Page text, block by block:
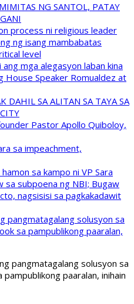
NG SANTOL, PATAY
process ni religious leader
ng isang mambabatas
level
mga alegasyon laban kina
House Speaker Romualdez at
DAHIL SA ALITAN SA TAYA SA
Pastor Apollo Quiboloy,
sa impeachment,
sa kampo ni VP Sara
sa subpoena ng NBI; Bugaw
nagsisisi sa pagkakadawit
pangmatagalang solusyon sa
sa pampublikong paaralan,
pangmatagalang solusyon sa
paaralan, inihain